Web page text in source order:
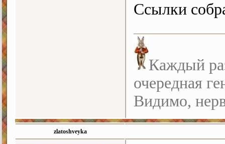
Ссылки
Каждый
очередная
Видимо,
zlatoshveyka